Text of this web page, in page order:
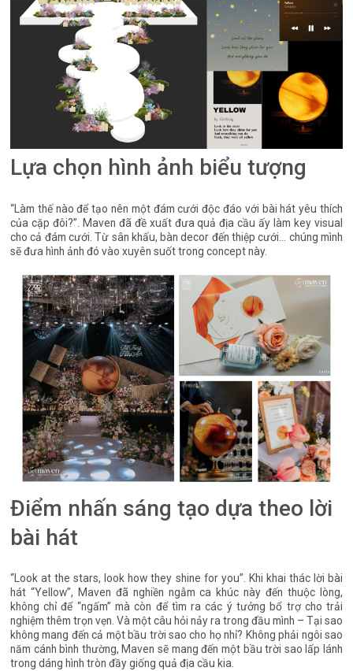
Lựa chọn hình ảnh biểu tượng
“Làm thế nào để tạo nên một đám cưới độc đáo với bài hát yêu thích
của cặp đôi?”. Maven đã đề xuất đưa quả địa cầu ấy làm key visual
cho cả đám cưới. Từ sân khấu, bàn decor đến thiệp cưới… chúng mình
sẽ đưa hình ảnh đó vào xuyên suốt trong concept này.
Điểm nhấn sáng tạo dựa theo lời
bài hát
“Look at the stars, look how they shine for you”. Khi khai thác lời bài
hát “Yellow”, Maven đã nghiền ngẫm ca khúc này đến thuộc lòng,
không chỉ để “ngấm” mà còn để tìm ra các ý tưởng bổ trợ cho trải
nghiệm thêm trọn vẹn. Và một câu hỏi nảy ra trong đầu mình – Tại sao
không mang đến cả một bầu trời sao cho họ nhỉ? Không phải ngôi sao
năm cánh bình thường, Maven sẽ mang đến một bầu trời sao lấp lánh
trong dáng hình tròn đầy giống quả địa cầu kia.